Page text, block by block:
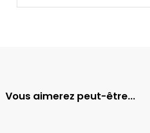
Vous aimerez peut-être…